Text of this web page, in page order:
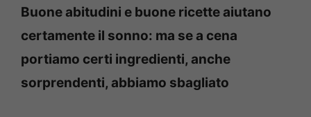
Buone abitudini e buone ricette aiutano
certamente il sonno: ma se a cena
portiamo certi ingredienti, anche
sorprendenti, abbiamo sbagliato